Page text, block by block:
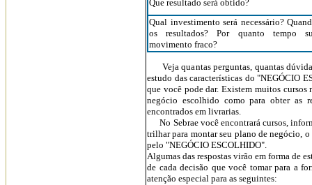
Que resultado será obtido?
Qual investimento será necessário?
os resultados? Por quanto tempo
movimento fraco?
Veja quantas perguntas, quantas
estudo das características do "NEGÓCIO
que você pode dar. Existem muitos
negócio escolhido como para obter as
encontrados em livrarias.
No Sebrae você encontrará cursos,
trilhar para montar seu plano de negócio, o
pelo "NEGÓCIO ESCOLHIDO".
Algumas das respostas virão em forma de
de cada decisão que você tomar para a
atenção especial para as seguintes: